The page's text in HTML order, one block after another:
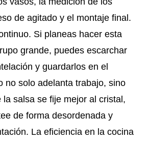
de agitado y el montaje final.
Si planeas hacer esta
grande, puedes escarchar
y guardarlos en el
no solo adelanta trabajo, sino
la salsa se fije mejor al cristal,
de forma desordenada y
La eficiencia en la cocina